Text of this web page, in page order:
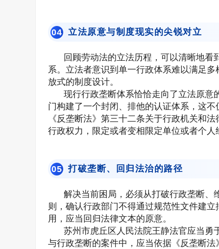
04 立法原意与制度现实的尖锐对立
回顾劳动法的立法历程，可以清晰地
系。立法者意识到单一行政体系难以满足
放式的制度设计。
现行行政垄断体系恰恰走向了立法原意
门构建了一个封闭、排他的认证体系，这
《反垄断法》第三十二条关于行政机关和
行政权力，限定或者变相限定单位或者个
05 打破垄断、回归法治的路径
解决当前困局，必须从打破行政垄断、
则，确认行政部门不得通过规范性文件建
用，应当回归法律文本的原意。
苏州市虎丘区人民法院王静法官应当勇
与行政垄断的案件中，应当依据《反垄断法